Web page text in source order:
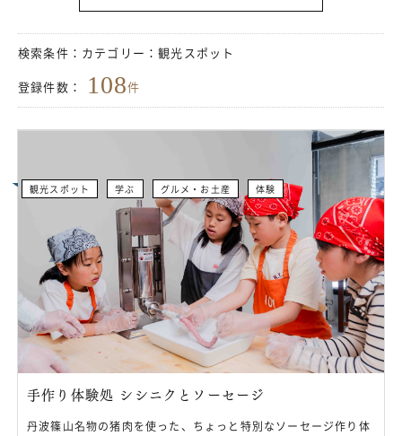
検索条件： カテゴリー：観光スポット
登録件数： 108件
手作り体験処 シシニクとソーセージ
丹波篠山名物の猪肉を使った、ちょっと特別なソーセージ作り体
観光スポット 学ぶ グルメ・お土産 体験